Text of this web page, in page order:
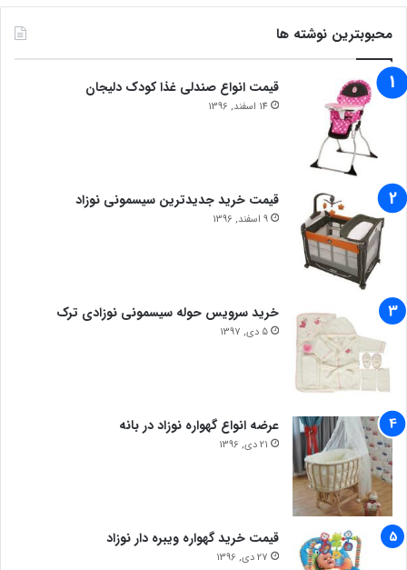
محبوبترین نوشته ها
قیمت انواع صندلی غذا کودک دلیجان
14 اسفند, 1396
قیمت خرید جدیدترین سیسمونی نوزاد
9 اسفند, 1396
خرید سرویس حوله سیسمونی نوزادی ترک
5 دی, 1397
عرضه انواع گهواره نوزاد در بانه
21 دی, 1396
قیمت خرید گهواره ویبره دار نوزاد
27 دی, 1396